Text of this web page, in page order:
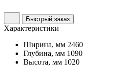
Быстрый заказ
Характеристики
Ширина, мм 2460
Глубина, мм 1090
Высота, мм 1020